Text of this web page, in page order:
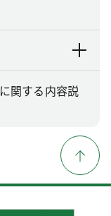
関する内容説